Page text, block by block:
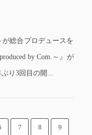
総合プロデュースを
by Com.～』が
り3回目の開...
7 8 9